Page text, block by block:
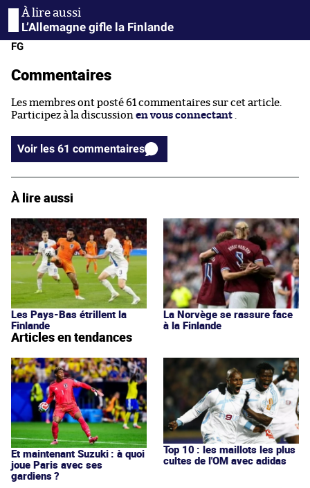
L’Allemagne gifle la Finlande
FG
Commentaires
Les membres ont posté 61 commentaires sur cet article.
Participez à la discussion en vous connectant
Voir les 61 commentaires
À lire aussi
Les Pays-Bas étrillent la
Finlande
La Norvège se rassure face
à la Finlande
Articles en tendances
Et maintenant Suzuki : à quoi
joue Paris avec ses
gardiens ?
Top 10 : les maillots les plus
cultes de l'OM avec adidas